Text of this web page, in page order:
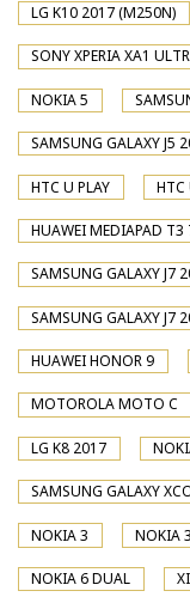
LG K10 2017 (M250N)
SONY XPERIA XA1
NOKIA 5
SAMSUNG GALAXY J5
HTC U PLAY HTC
HUAWEI MEDIAPAD T3
SAMSUNG GALAXY J7
SAMSUNG GALAXY J7
HUAWEI HONOR 9
MOTOROLA MOTO C
LG K8 2017
SAMSUNG GALAXY
NOKIA 3 NOKIA
NOKIA 6 DUAL